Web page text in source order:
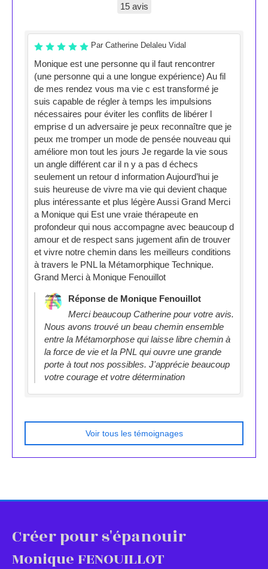
15 avis
Par Catherine Delaleu Vidal
Monique est une personne qu il faut rencontrer
(une personne qui a une longue expérience) Au fil
de mes rendez vous ma vie c est transformé je
suis capable de régler à temps les impulsions
nécessaires pour éviter les conflits de libérer l
emprise d un adversaire je peux reconnaître que je
peux me tromper un mode de pensée nouveau qui
améliore mon tout les jours Je regarde la vie sous
un angle différent car il n y a pas d échecs
seulement un retour d information Aujourd’hui je
suis heureuse de vivre ma vie qui devient chaque
plus intéressante et plus légère Aussi Grand Merci
a Monique qui Est une vraie thérapeute en
profondeur qui nous accompagne avec beaucoup d
amour et de respect sans jugement afin de trouver
et vivre notre chemin dans les meilleurs conditions
à travers le PNL la Métamorphique Technique.
Grand Merci à Monique Fenouillot
Réponse de Monique Fenouillot
Merci beaucoup Catherine pour votre avis.
Nous avons trouvé un beau chemin ensemble
entre la Métamorphose qui laisse libre chemin à
la force de vie et la PNL qui ouvre une grande
porte à tout nos possibles. J'apprécie beaucoup
votre courage et votre détermination
Voir tous les témoignages
Créer pour s'épanouir
Monique FENOUILLOT